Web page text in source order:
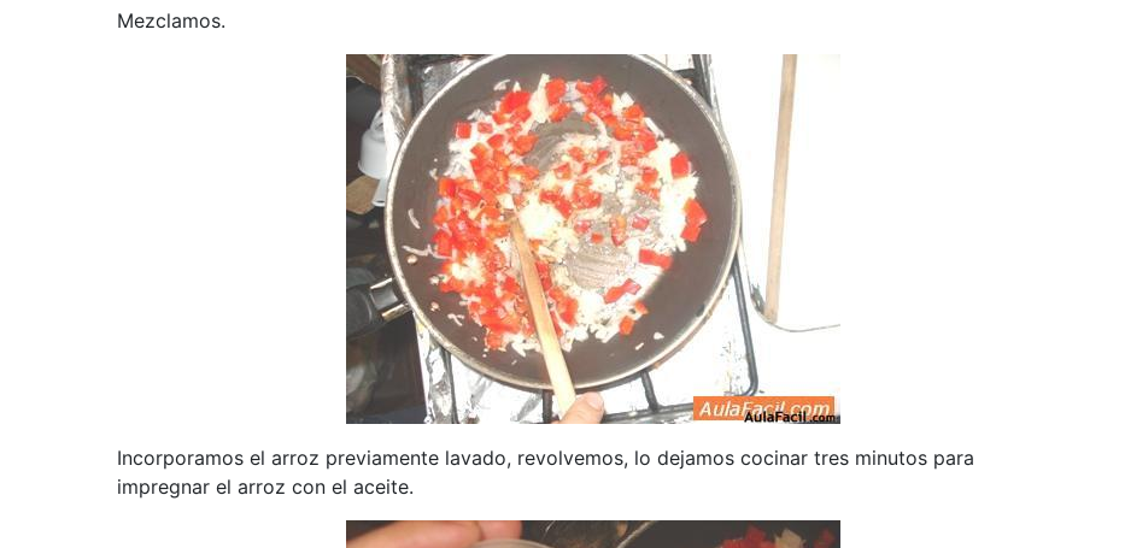
Mezclamos.
Incorporamos el arroz previamente lavado, revolvemos, lo dejamos cocinar tres minutos para
impregnar el arroz con el aceite.